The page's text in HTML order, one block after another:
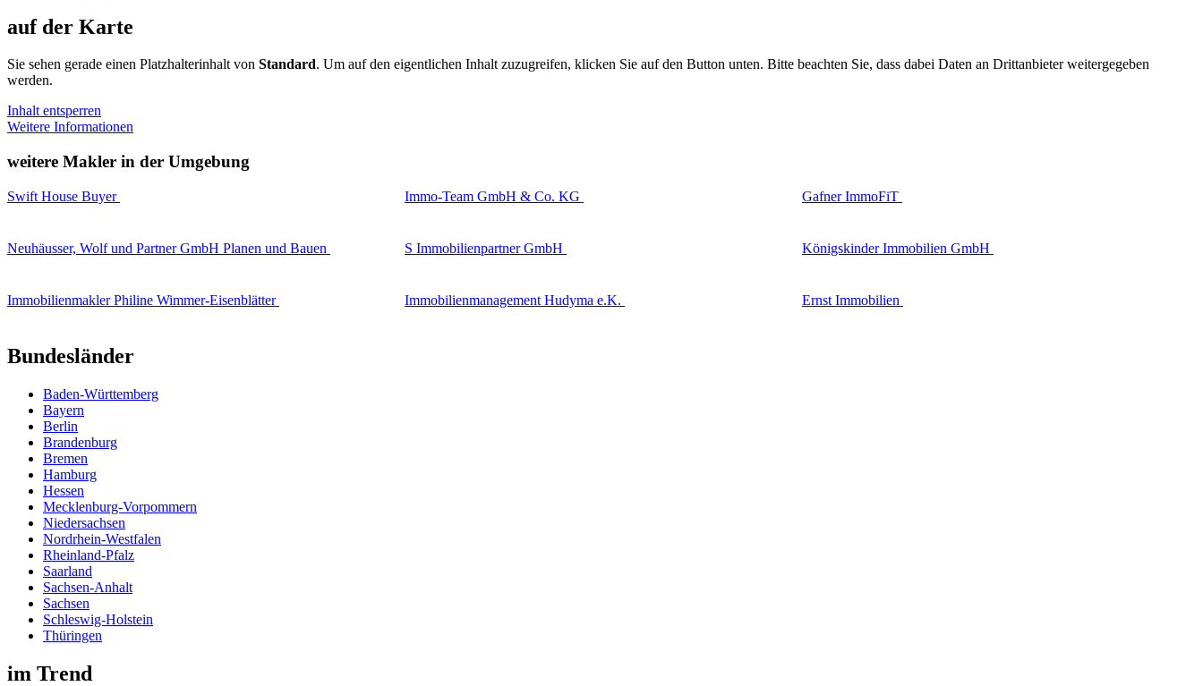
auf der Karte
Sie sehen gerade einen Platzhalterinhalt von Standard. Um auf den eigentlichen Inhalt zuzugreifen, klicken Sie auf den Button unten. Bitte beachten Sie, dass dabei Daten an Drittanbieter weitergegeben
werden.
Inhalt entsperren
Weitere Informationen
weitere Makler in der Umgebung
Swift House Buyer Immo-Team GmbH & Co. KG Gafner ImmoFiT
Neuhäusser, Wolf und Partner GmbH Planen und Bauen S Immobilienpartner GmbH Königskinder Immobilien GmbH
Immobilienmakler Philine Wimmer-Eisenblätter Immobilienmanagement Hudyma e.K. Ernst Immobilien
Bundesländer
Baden-Württemberg
Bayern
Berlin
Brandenburg
Bremen
Hamburg
Hessen
Mecklenburg-Vorpommern
Niedersachsen
Nordrhein-Westfalen
Rheinland-Pfalz
Saarland
Sachsen-Anhalt
Sachsen
Schleswig-Holstein
Thüringen
im Trend